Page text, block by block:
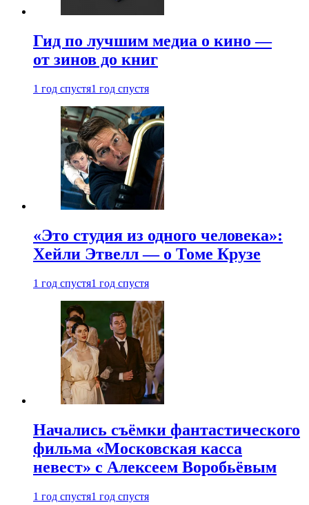
Гид по лучшим медиа о кино —
от зинов до книг
1 год спустя1 год спустя
«Это студия из одного человека»:
Хейли Этвелл — о Томе Крузе
1 год спустя1 год спустя
Начались съёмки фантастического
фильма «Московская касса
невест» с Алексеем Воробьёвым
1 год спустя1 год спустя